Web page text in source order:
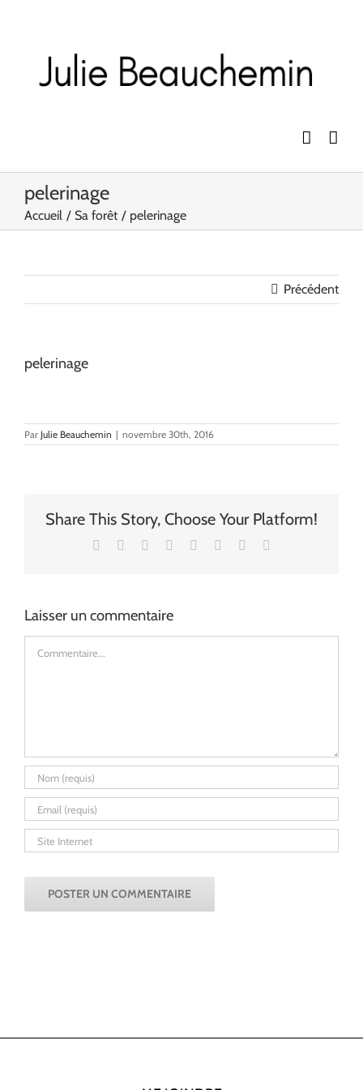
pelerinage
Accueil Sa forêt pelerinage
Précédent
pelerinage
Par Julie Beauchemin | novembre 30th, 2016
Share This Story, Choose Your Platform!
Facebook Reddit LinkedIn
TumblrPinterest
Laisser un commentaire